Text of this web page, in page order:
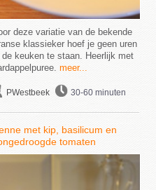
deze variatie van de bekende
klassieker hoef je geen uren
de keuken te staan. Heerlijk met
meer...
PWestbeek 30-60 minuten
met kip, basilicum en
tomaten